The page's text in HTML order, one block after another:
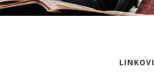
LINKOVI